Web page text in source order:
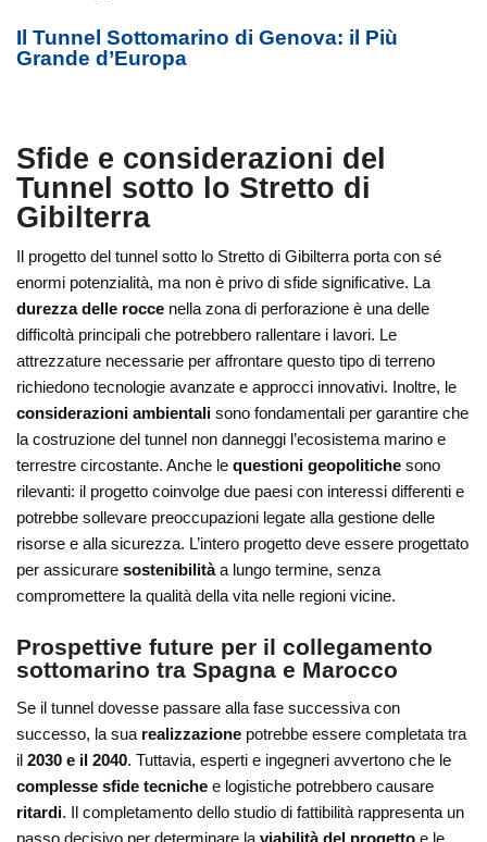
Il Tunnel Sottomarino di Genova: il Più
Grande d’Europa
Sfide e considerazioni del
Tunnel sotto lo Stretto di
Gibilterra
Il progetto del tunnel sotto lo Stretto di Gibilterra porta con sé
enormi potenzialità, ma non è privo di sfide significative. La
durezza delle rocce nella zona di perforazione è una delle
difficoltà principali che potrebbero rallentare i lavori. Le
attrezzature necessarie per affrontare questo tipo di terreno
richiedono tecnologie avanzate e approcci innovativi. Inoltre, le
considerazioni ambientali sono fondamentali per garantire che
la costruzione del tunnel non danneggi l’ecosistema marino e
terrestre circostante. Anche lequestioni geopolitiche sono
rilevanti: il progetto coinvolge due paesi con interessi differenti e
potrebbe sollevare preoccupazioni legate alla gestione delle
risorse e alla sicurezza. L’intero progetto deve essere progettato
per assicuraresostenibilitàa lungo termine, senza
compromettere la qualità della vita nelle regioni vicine.
Prospettive future per il collegamento
sottomarino tra Spagna e Marocco
Se il tunnel dovesse passare alla fase successiva con
successo, la sua realizzazione potrebbe essere completata tra
il2030 e il 2040. Tuttavia, esperti e ingegneri avvertono che le
complesse sfide tecniche e logistiche potrebbero causare
ritardi. Il completamento dello studio di fattibilità rappresenta un
passo decisivo per determinare laviabilità del progetto e le